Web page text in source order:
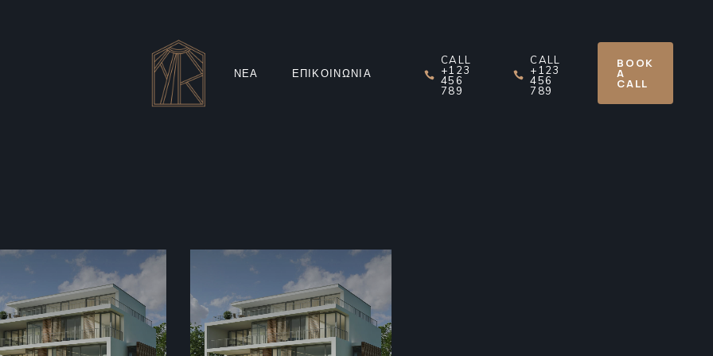
ΝΕΑ ΕΠΙΚΟΙΝΩΝΙΑ
CALL
+123
456
789
CALL
+123
456
789
BOOK
A
CALL